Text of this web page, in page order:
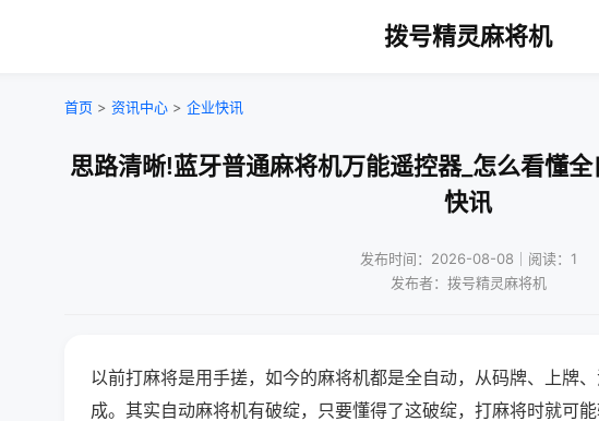
拨号精灵麻将机
首页 > 资讯中心 > 企业快讯
思路清晰!蓝牙普通麻将机万能遥控器_怎么看懂
快讯
发布时间：2026-08-08｜阅读：1
发布者：拨号精灵麻将机
以前打麻将是用手搓，如今的麻将机都是全自动，从码牌、上牌
成。其实自动麻将机有破绽，只要懂得了这破绽，打麻将时就可能